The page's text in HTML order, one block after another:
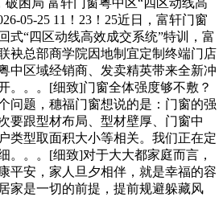
05-25 11！23！25近日，富轩门窗
式“四区动线高效成交系统”特训，富
袂总部商学院因地制宜定制终端门店
中区域经销商、发卖精英带来全新冲
。。。[细致]门窗全体强度够不敷？
问题，穗福门窗想说的是：门窗的强
要跟型材布局、型材壁厚、门窗中
类型取面积大小等相关。我们正在定
。。。[细致]对于大大都家庭而言，
平安，家人旦夕相伴，就是幸福的容
家是一切的前提，提前规避躲藏风